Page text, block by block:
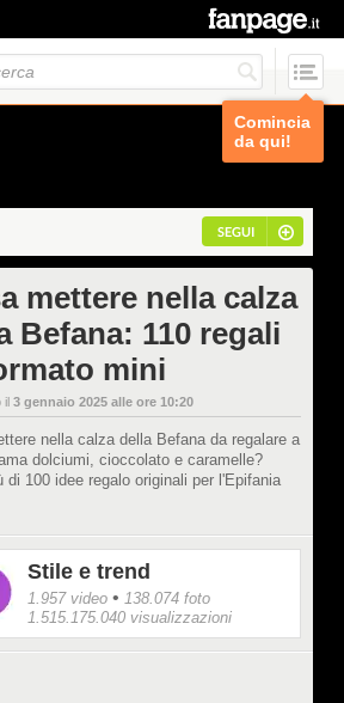
Comincia
da qui!
SEGUI
mettere nella calza
Befana: 110 regali
mini
il 3 gennaio 2025 alle ore 10:20
nella calza della Befana da regalare a
dolciumi, cioccolato e caramelle?
di 100 idee regalo originali per l'Epifania
Stile e trend
1.957 video • 138.074 foto
1.515.175.040 visualizzazioni